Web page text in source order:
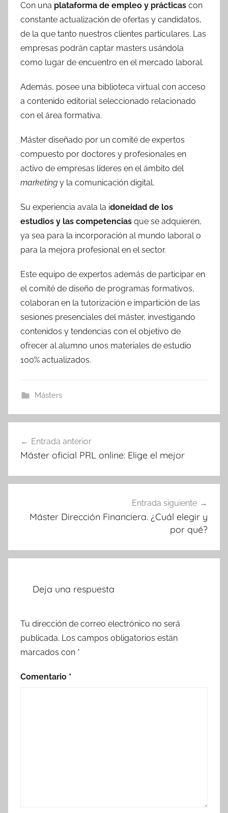
Con una plataforma de empleo y prácticas con
constante actualización de ofertas y candidatos,
de la que tanto nuestros clientes particulares. Las
empresas podrán captar masters usándola
como lugar de encuentro en el mercado laboral.
Además, posee una biblioteca virtual con acceso
a contenido editorial seleccionado relacionado
con el área formativa.
Máster diseñado por un comité de expertos
compuesto por doctores y profesionales en
activo de empresas líderes en el ámbito del
marketing y la comunicación digital.
Su experiencia avala la idoneidad de los
estudios y las competencias que se adquieren,
ya sea para la incorporación al mundo laboral o
para la mejora profesional en el sector.
Este equipo de expertos además de participar en
el comité de diseño de programas formativos,
colaboran en la tutorización e impartición de las
sesiones presenciales del máster, investigando
contenidos y tendencias con el objetivo de
ofrecer al alumno unos materiales de estudio
100% actualizados.
Másters
de
Entrada anterior
Máster oficial PRL online: Elige el mejor
Entrada siguiente
Máster Dirección Financiera. ¿Cuál elegir y
por qué?
Deja una respuesta
Tu dirección de correo electrónico no será
publicada. Los campos obligatorios están
marcados con *
Comentario *